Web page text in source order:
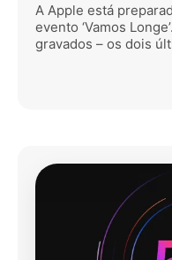
A Apple está
evento ‘Vamos
gravados – os dois